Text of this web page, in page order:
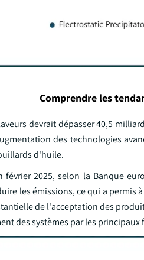
Comprendre les
devrait dépasser 40,5
des technologies
d'huile.
février 2025, selon la Banque
les émissions, ce qui a permis
de l'acceptation des
des systèmes par les principaux